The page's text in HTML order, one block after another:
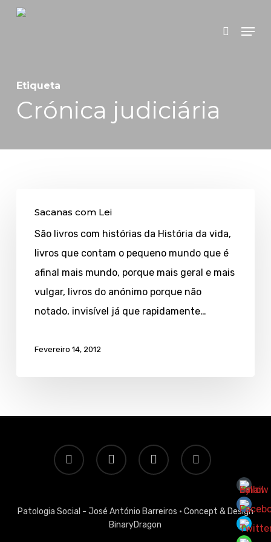
Skip
search
Menu
Etiqueta
Crónica judiciária
comSacanas com Lei
São livros com histórias da História da vida,
livros que contam o pequeno mundo que é
afinal mais mundo, porque mais geral e mais
vulgar, livros do anónimo porque não
notado, invisível já que rapidamente…
Fevereiro 14, 2012
twitter facebook linkedin email
Patologia Social - José António Barreiros · Concept & Design
BinaryDragon